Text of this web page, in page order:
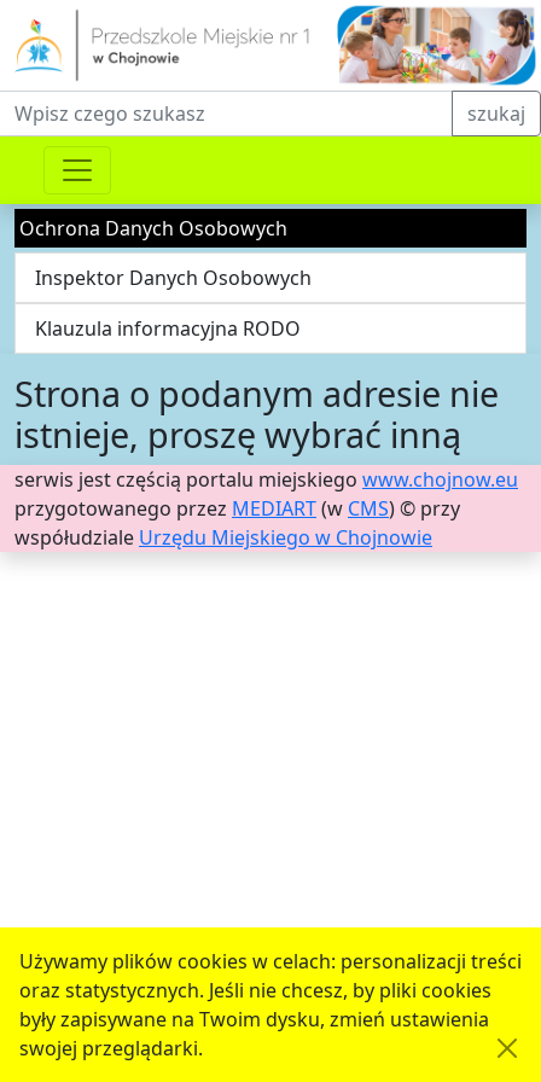
Używamy plików cookies w celach: personalizacji treści
oraz statystycznych. Jeśli nie chcesz, by pliki cookies
były zapisywane na Twoim dysku, zmień ustawienia
swojej przeglądarki.
Fraza do wyszukiwania szukaj
Ochrona Danych Osobowych
Inspektor Danych Osobowych
Klauzula informacyjna RODO
Strona o podanym adresie nie
istnieje, proszę wybrać inną
serwis jest częścią portalu miejskiego www.chojnow.eu
przygotowanego przez MEDIART(w CMS) © przy
współudziale Urzędu Miejskiego w Chojnowie